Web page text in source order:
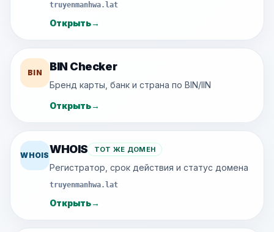
truyenmanhwa.lat
Открыть→
BIN BIN Checker
Бренд карты, банк и страна по BIN/IIN
Открыть→
WHOISWHOIS ТОТ ЖЕ ДОМЕН
Регистратор, срок действия и статус домена
truyenmanhwa.lat
Открыть→